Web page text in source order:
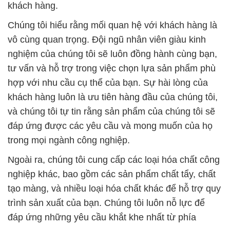
khách hàng.
Chúng tôi hiểu rằng mối quan hệ với khách hàng là
vô cùng quan trọng. Đội ngũ nhân viên giàu kinh
nghiệm của chúng tôi sẽ luôn đồng hành cùng bạn,
tư vấn và hỗ trợ trong việc chọn lựa sản phẩm phù
hợp với nhu cầu cụ thể của bạn. Sự hài lòng của
khách hàng luôn là ưu tiên hàng đầu của chúng tôi,
và chúng tôi tự tin rằng sản phẩm của chúng tôi sẽ
đáp ứng được các yêu cầu và mong muốn của họ
trong mọi ngành công nghiệp.
Ngoài ra, chúng tôi cung cấp các loại hóa chất công
nghiệp khác, bao gồm các sản phẩm chất tẩy, chất
tạo màng, và nhiều loại hóa chất khác để hỗ trợ quy
trình sản xuất của bạn. Chúng tôi luôn nỗ lực để
đáp ứng những yêu cầu khắt khe nhất từ phía